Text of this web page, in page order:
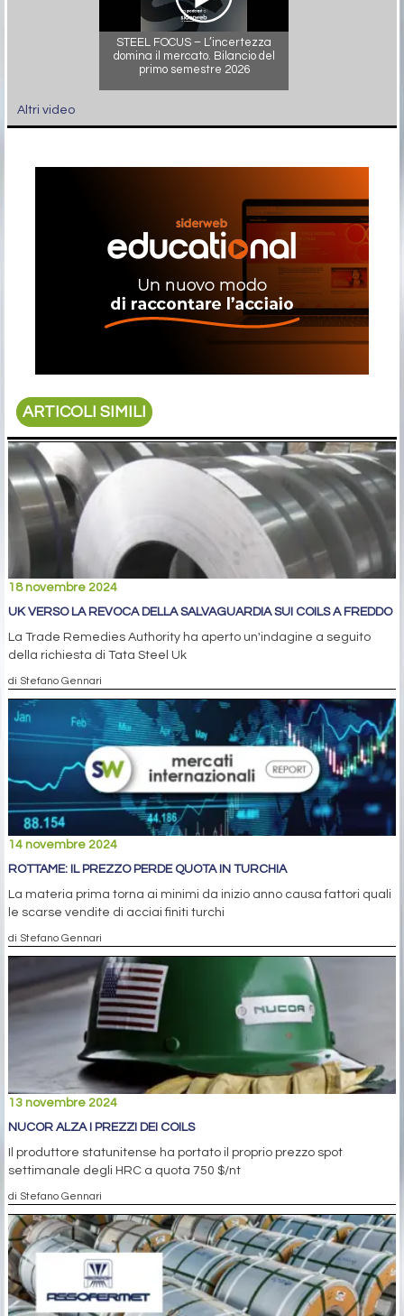
STEEL FOCUS – L’incertezza
domina il mercato. Bilancio del
primo semestre 2026
Altri video
ARTICOLI SIMILI
18 novembre 2024
UK VERSO LA REVOCA DELLA SALVAGUARDIA SUI COILS A FREDDO
La Trade Remedies Authority ha aperto un'indagine a seguito
della richiesta di Tata Steel Uk
di Stefano Gennari
14 novembre 2024
ROTTAME: IL PREZZO PERDE QUOTA IN TURCHIA
La materia prima torna ai minimi da inizio anno causa fattori quali
le scarse vendite di acciai finiti turchi
di Stefano Gennari
13 novembre 2024
NUCOR ALZA I PREZZI DEI COILS
Il produttore statunitense ha portato il proprio prezzo spot
settimanale degli HRC a quota 750 $/nt
di Stefano Gennari